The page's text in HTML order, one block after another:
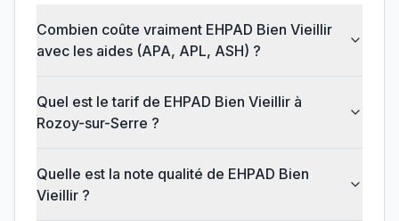
Combien coûte vraiment EHPAD Bien Vieillir
avec les aides (APA, APL, ASH) ?
Quel est le tarif de EHPAD Bien Vieillir à
Rozoy-sur-Serre ?
Quelle est la note qualité de EHPAD Bien
Vieillir ?